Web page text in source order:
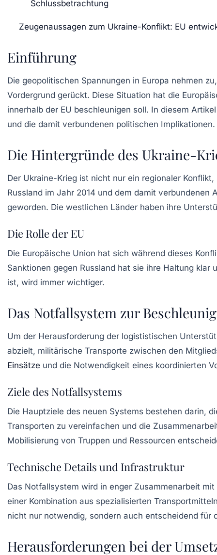
Schlussbetrachtung
Zeugenaussagen zum Ukraine-Konflikt: EU
Einführung
Die geopolitischen Spannungen in Europa nehmen
Vordergrund gerückt. Diese Situation hat die
innerhalb der EU beschleunigen soll. In diesem
und die damit verbundenen politischen Implikationen.
Die Hintergründe des Ukraine-
Der Ukraine-Krieg ist nicht nur ein regionaler
Russland im Jahr 2014 und dem damit verbundenen
geworden. Die westlichen Länder haben ihre
Die Rolle der EU
Die Europäische Union hat sich während dieses
Sanktionen gegen Russland hat sie ihre Haltung
ist, wird immer wichtiger.
Das Notfallsystem zur
Um der Herausforderung der logististischen
abzielt, militärische Transporte zwischen den
Einsätze und die Notwendigkeit eines koordinierten
Ziele des Notfallsystems
Die Hauptziele des neuen Systems bestehen darin,
Transporten zu vereinfachen und die
Mobilisierung von Truppen und Ressourcen
Technische Details und Infrastruktur
Das Notfallsystem wird in enger Zusammenarbeit
einer Kombination aus spezialisierten
nicht nur notwendig, sondern auch entscheidend für
Herausforderungen bei der